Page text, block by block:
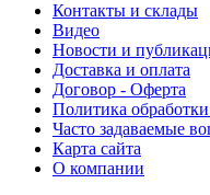
Контакты и склады
Видео
Новости и
Доставка и оплата
Договор - Оферта
Политика
Часто задаваемые
Карта сайта
О компании